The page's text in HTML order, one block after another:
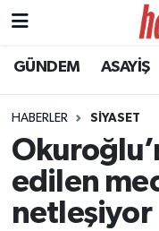
GÜNDEM ASAYİŞ
HABERLER SİYASET
edilen
netleşiyor
Tire Nöbetçi
Tire Hava
Tire Trafik
Süper Lig Puan